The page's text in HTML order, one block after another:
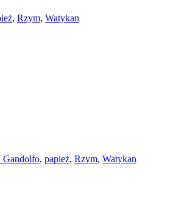
, Rzym, Watykan
Gandolfo, papież, Rzym, Watykan